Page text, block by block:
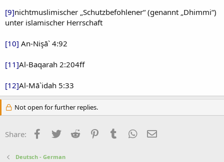
[9]nichtmuslimischer „Schutzbefohlener“ (genannt „Dhimmi“)
unter islamischer Herrschaft
[10] An-Nişā` 4:92
[11]Al-Baqarah 2:204ff
[12]Al-Mā`idah 5:33
Not open for further replies.
Share: Facebook
Twitter Reddit PinterestTumblr WhatsApp
Deutsch - German